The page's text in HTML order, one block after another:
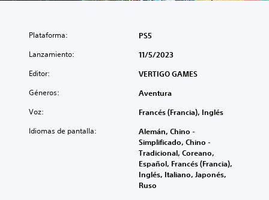
Plataforma: PS5
Lanzamiento: 11/5/2023
Editor: VERTIGO GAMES
Géneros: Aventura
Voz: Francés (Francia), Inglés
Idiomas de pantalla:
Alemán, Chino -
Simplificado, Chino -
Tradicional, Coreano,
Español, Francés (Francia),
Inglés, Italiano, Japonés,
Ruso